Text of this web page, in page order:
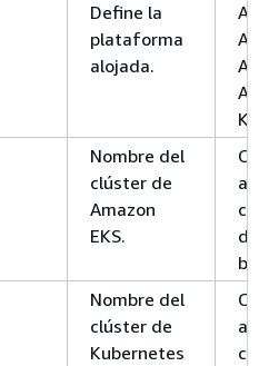
Define la
plataforma
alojada.
Nombre del
clúster de
Amazon
EKS.
con
Nombre del
clúster de
Kubernetes
con